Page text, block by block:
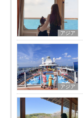
アジア
アジア